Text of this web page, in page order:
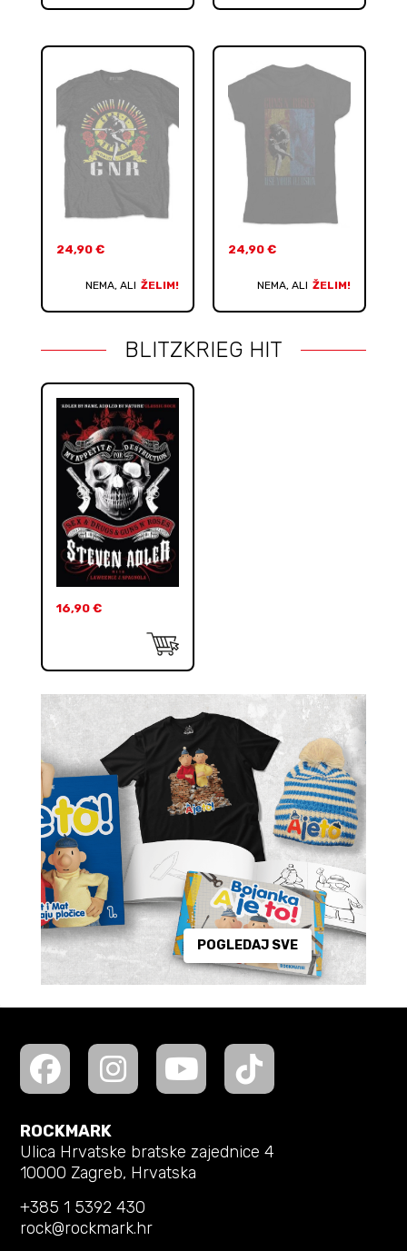
24,90 €
NEMA, ALI ŽELIM!
24,90 €
NEMA, ALI ŽELIM!
BLITZKRIEG HIT
16,90 €
POGLEDAJ SVE
ROCKMARK
Ulica Hrvatske bratske zajednice 4
10000 Zagreb, Hrvatska
+385 1 5392 430
rock@rockmark.hr